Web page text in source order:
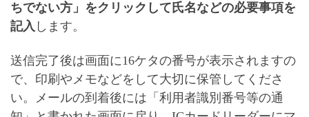
ちでない方」をクリックして 氏名などの必要事項を
記入 します。
送信完了後は画面に16ケタの番号が表示されますの
で、 印刷やメモなどをして大切に保管してくださ
い。メールの到着後には「利用者識別番号等の通